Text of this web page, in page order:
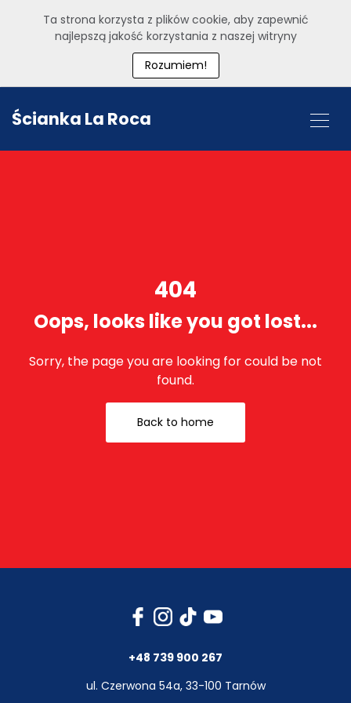
Ta strona korzysta z plików cookie, aby zapewnić
najlepszą jakość korzystania z naszej witryny
Rozumiem!
Ścianka La Roca
404
Oops, looks like you got lost...
Sorry, the page you are looking for could be not
found.
Back to home
+48 739 900 267
ul. Czerwona 54a, 33-100 Tarnów